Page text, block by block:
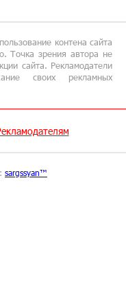
скинуть с трона.
мирного
и
контена сайта
Точка зрения автора не
сайта. Рекламодатели
своих рекламных
sargssyan™